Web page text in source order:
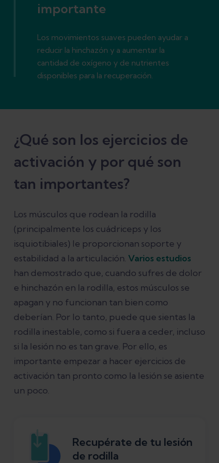
importante
Los movimientos suaves pueden ayudar a
reducir la hinchazón y a aumentar la
cantidad de oxígeno y de nutrientes
disponibles para la recuperación.
¿Qué son los ejercicios de
activación y por qué son
tan importantes?
Los músculos que rodean la rodilla
(principalmente los cuádriceps y los
isquiotibiales) le proporcionan soporte y
estabilidad a la articulación. Varios estudios
han demostrado que, cuando sufres de dolor
e hinchazón en la rodilla, estos músculos se
apagan y no funcionan tan bien como
deberían. Por lo tanto, puede que sientas la
rodilla inestable, como si fuera a ceder, incluso
si la lesión no es tan grave. Por ello, es
importante empezar a hacer ejercicios de
activación tan pronto como la lesión se asiente
un poco.
Recupérate de tu lesión
de rodilla